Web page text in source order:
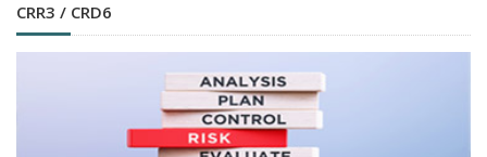
CRR3 / CRD6